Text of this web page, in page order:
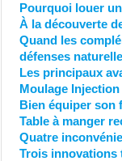
Pourquoi louer
À la découverte
Quand les
défenses
Les principaux
Moulage
Bien équiper son
Table à manger
Quatre
Trois innovations